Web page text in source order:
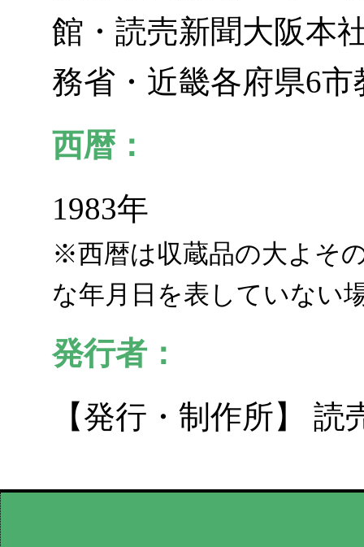
館・読売新聞大阪本
務省・近畿各府県6
西暦：
1983年
※西暦は収蔵品の大よそ
な年月日を表していない
発行者：
【発行・制作所】 読